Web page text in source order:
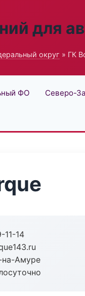
для
округ » ГК
ФО Северо-
11-14
на-Амуре